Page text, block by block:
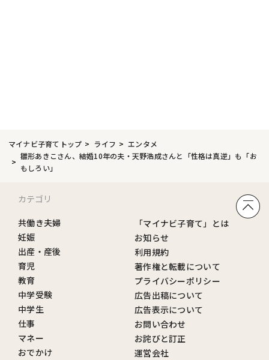
マイナビ子育てトップ ライフ
エンタメ
雛形あきこさん、結婚10年の夫・天野浩成さんと「性格は真逆」も「お
もしろい」
カテゴリ
共働き夫婦
妊娠
出産・産後
育児
教育
中学受験
中学生
仕事
マネー
おでかけ
「マイナビ子育て」とは
お知らせ
利用規約
著作権と転載について
プライバシーポリシー
広告出稿について
広告表示について
お問い合わせ
お詫びと訂正
運営会社